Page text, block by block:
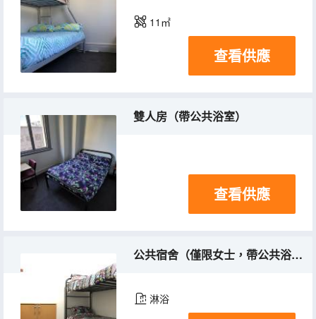
11㎡
查看供應
雙人房（帶公共浴室）
查看供應
公共宿舍（僅限女士，帶公共浴室）
淋浴